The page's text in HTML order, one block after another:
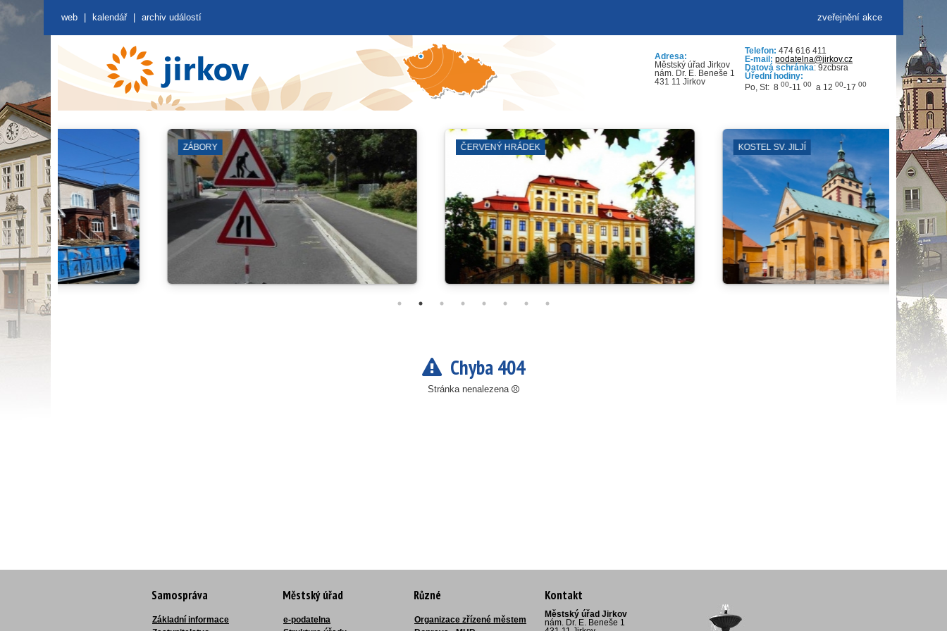
zveřejnění akce
web kalendář archiv událostí
Adresa:
Městský úřad Jirkov
nám. Dr. E. Beneše 1
431 11 Jirkov
Telefon: 474 616 411
E-mail: podatelna@jirkov.cz
Datová schránka: 9zcbsra
Úřední hodiny:
Po, St: 8 00-11 00 a 12 00-17 00
ZÁBORY ČERVENÝ HRÁDEK KOSTEL SV. JILJÍ
Chyba 404
Stránka nenalezena
Samospráva
Základní informace
Městský úřad
e-podatelna
Různé
Organizace zřízené městem
Kontakt
Městský úřad Jirkov
nám. Dr. E. Beneše 1